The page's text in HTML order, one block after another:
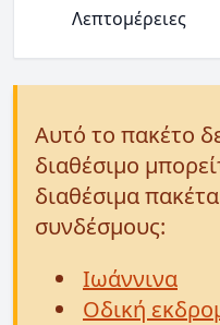
Λεπτομέρειες
Αυτό το πακέτο
διαθέσιμο
διαθέσιμα
συνδέσμους:
Ιωάννινα
Οδική